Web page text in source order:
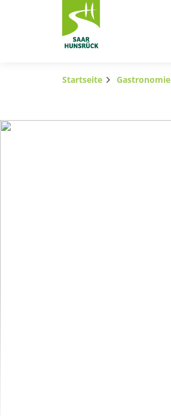
Zum Hauptinhalt springen
Subnavigation umschalten
Startseite Gastronomie